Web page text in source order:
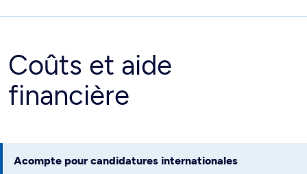
Coûts et aide
financière
Acompte pour candidatures internationales